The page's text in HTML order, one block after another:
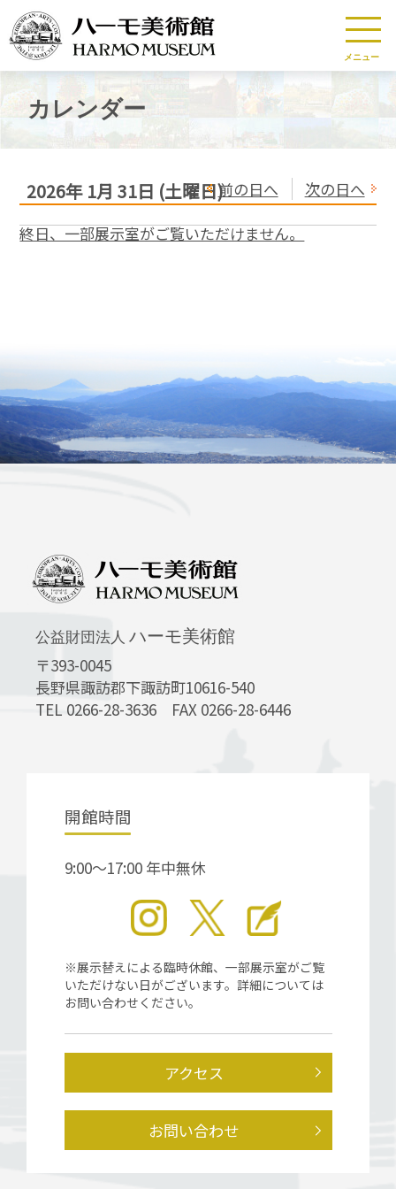
メニュー
カレンダー
2026年 1月 31日 (土曜日)
前の日へ 次の日へ
終日、一部展示室がご覧いただけません。
公益財団法人 ハーモ美術館
〒393-0045
長野県諏訪郡下諏訪町10616-540
TEL 0266-28-3636 FAX 0266-28-6446
開館時間
9:00～17:00 年中無休
※展示替えによる臨時休館、一部展示室がご覧
いただけない日がございます。詳細については
お問い合わせください。
アクセス
お問い合わせ